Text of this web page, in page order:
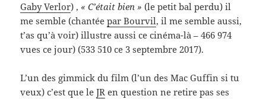
Gaby Verlor) , « C’était bien » (le petit bal perdu) il
me semble (chantéepar Bourvil, il me semble aussi,
t’as qu’à voir) illustre aussi ce cinéma-là – 466 974
vues ce jour) (533 510 ce 3 septembre 2017).
L’un des gimmick du film (l’un des Mac Guffin si tu
veux) c’est que leJR en question ne retire pas ses